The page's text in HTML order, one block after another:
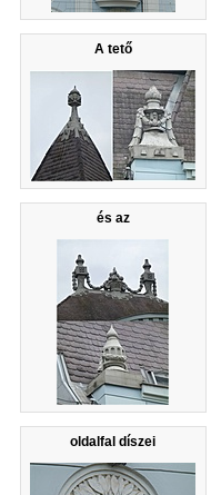
A tető
és az
oldalfal díszei